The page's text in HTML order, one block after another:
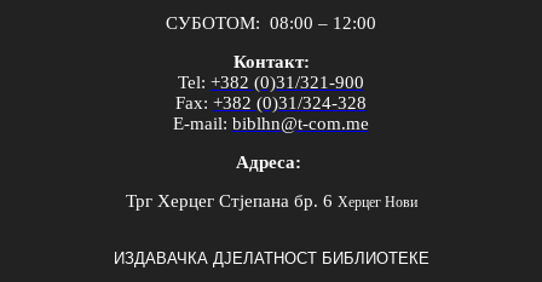
СУБОТОМ: 08:00 – 12:00
Контакт:
Tel: +382 (0)31/321-900
Fax: +382 (0)31/324-328
E-mail: biblhn@t-com.me
Адреса:
Трг Херцег Стјепана бр. 6 Херцег Нови
ИЗДАВАЧКА ДЈЕЛАТНОСТ БИБЛИОТЕКЕ